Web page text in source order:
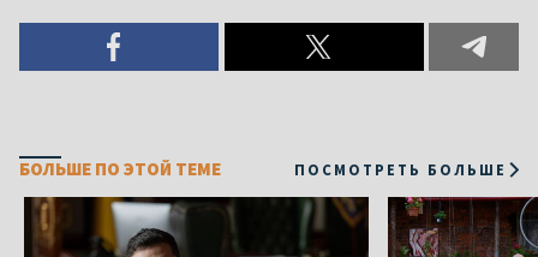
БОЛЬШЕ ПО ЭТОЙ ТЕМЕ ПОСМОТРЕТЬ БОЛЬШЕ